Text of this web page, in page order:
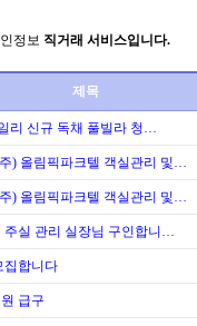
정보 직거래 서비스입니다.
제목
리 신규 독채 풀빌라 청…
) 올림픽파크텔 객실관리 및…
) 올림픽파크텔 객실관리 및…
주실 관리 실장님 구인합니…
집합니다
급구